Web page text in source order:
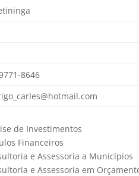
8646
de Investimentos
Financeiros
e Assessoria a Municípios
e Assessoria em